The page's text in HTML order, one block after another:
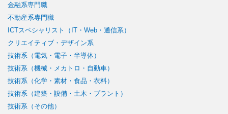
金融系専門職
不動産系専門職
ICTスペシャリスト（IT・Web・通信系）
クリエイティブ・デザイン系
技術系（電気・電子・半導体）
技術系（機械・メカトロ・自動車）
技術系（化学・素材・食品・衣料）
技術系（建築・設備・土木・プラント）
技術系（その他）